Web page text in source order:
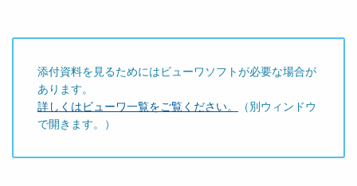
添付資料を見るためにはビューワソフトが必要な場合が
あります。
詳しくはビューワ一覧をご覧ください。
（別ウィンドウ
で開きます。）